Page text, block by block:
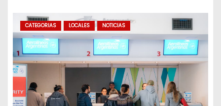
CATEGORIAS LOCALES NOTICIAS